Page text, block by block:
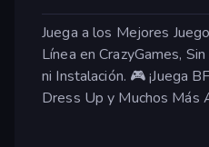
Juega a los Mejores
Línea en CrazyGames,
ni Instalación. 🎮 ¡Juega
Dress Up y Muchos Más